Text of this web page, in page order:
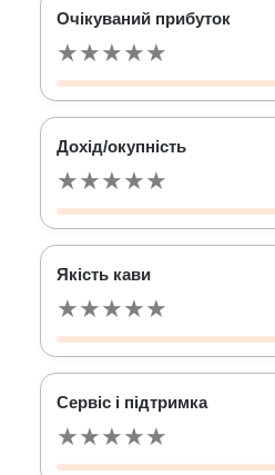
Очікуваний прибуток
★★★★★
Дохід/окупність
★★★★★
Якість кави
★★★★★
Сервіс і підтримка
★★★★★